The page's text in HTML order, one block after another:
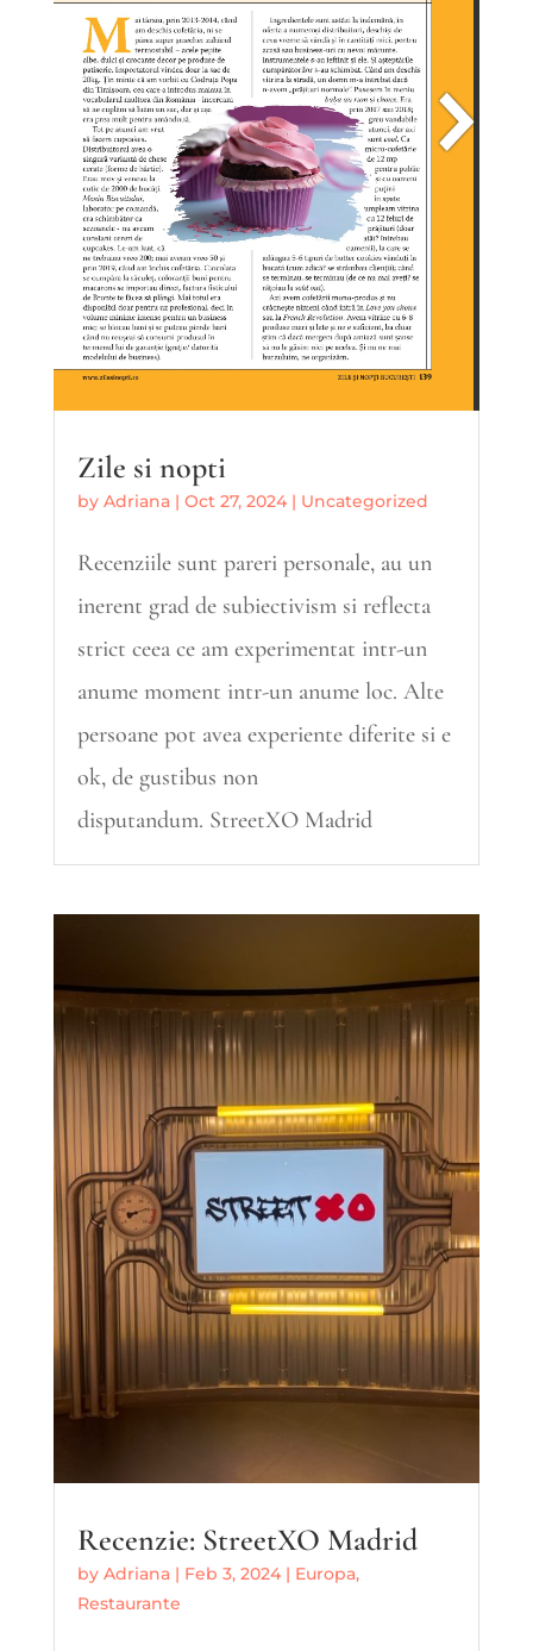
Zile si nopti
by Adriana| Oct 27, 2024| Uncategorized
Recenziile sunt pareri personale, au un
inerent grad de subiectivism si reflecta
strict ceea ce am experimentat intr-un
anume moment intr-un anume loc. Alte
persoane pot avea experiente diferite si e
ok, de gustibus non
disputandum. StreetXO Madrid
Recenzie: StreetXO Madrid
by Adriana| Feb 3, 2024| Europa,
Restaurante